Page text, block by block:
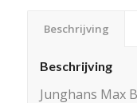
Beschrijving
Beschrijving
Junghans Max